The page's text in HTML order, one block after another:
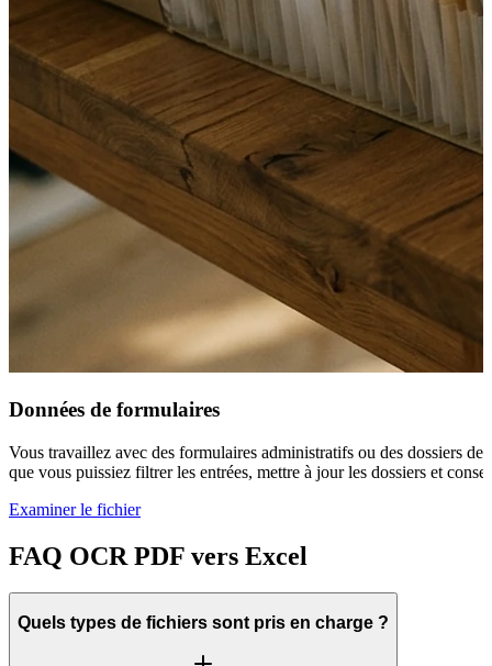
Données de formulaires
Vous travaillez avec des formulaires administratifs ou des dossiers
que vous puissiez filtrer les entrées, mettre à jour les dossiers et
Examiner le fichier
FAQ OCR PDF vers Excel
Quels types de fichiers sont pris en charge ?